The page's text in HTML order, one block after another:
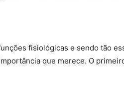
fisiológicas e sendo tão
que merece. O